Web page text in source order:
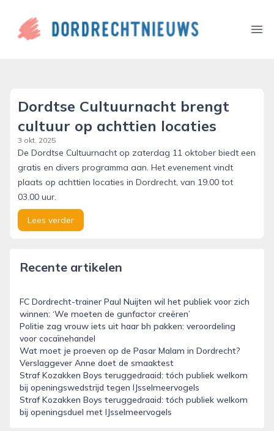
dordrechtnieuws.nl
Dordtse Cultuurnacht brengt
cultuur op achttien locaties
3 okt. 2025
De Dordtse Cultuurnacht op zaterdag 11 oktober biedt een
gratis en divers programma aan. Het evenement vindt
plaats op achttien locaties in Dordrecht, van 19.00 tot
03.00 uur.
Lees verder
Recente artikelen
FC Dordrecht-trainer Paul Nuijten wil het publiek voor zich
winnen: ‘We moeten de gunfactor creëren’
Politie zag vrouw iets uit haar bh pakken: veroordeling
voor cocaïnehandel
Wat moet je proeven op de Pasar Malam in Dordrecht?
Verslaggever Anne doet de smaaktest
Straf Kozakken Boys teruggedraaid: tóch publiek welkom
bij openingswedstrijd tegen IJsselmeervogels
Straf Kozakken Boys teruggedraaid: tóch publiek welkom
bij openingsduel met IJsselmeervogels